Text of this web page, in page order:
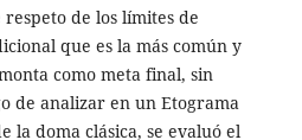
de los límites de
que es la más común y
como meta final, sin
de analizar en un Etograma
la doma clásica, se evaluó el